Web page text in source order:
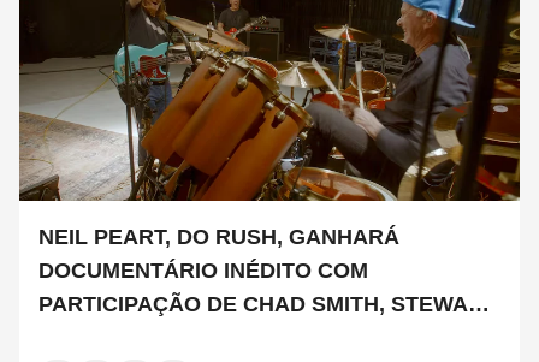
NEIL PEART, DO RUSH, GANHARÁ
DOCUMENTÁRIO INÉDITO COM
PARTICIPAÇÃO DE CHAD SMITH, STEWART